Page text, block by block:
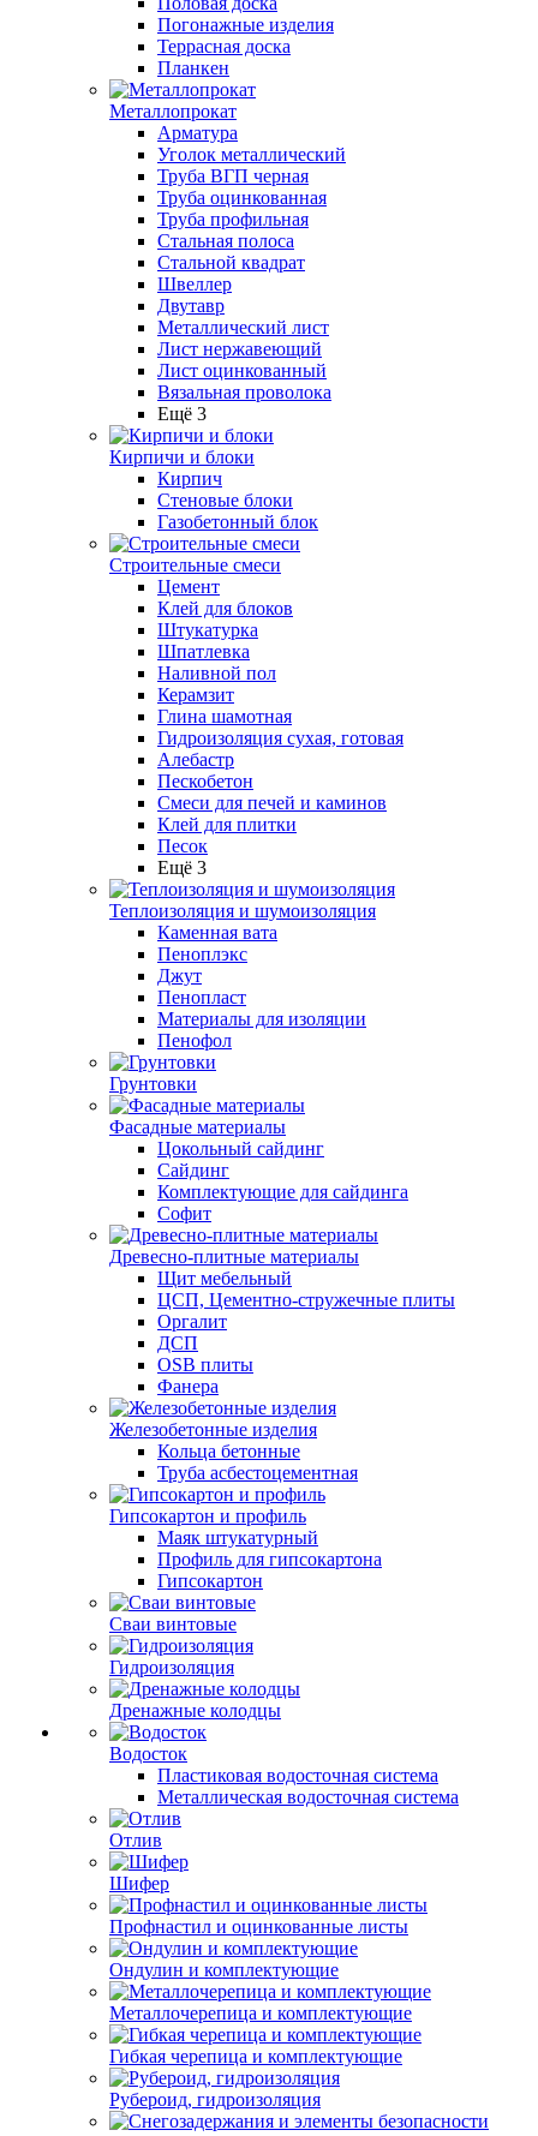
Погонажные изделия
Террасная доска
Планкен
Металлопрокат
Арматура
Уголок металлический
Труба ВГП черная
Труба оцинкованная
Труба профильная
Стальная полоса
Стальной квадрат
Швеллер
Двутавр
Металлический лист
Лист нержавеющий
Лист оцинкованный
Вязальная проволока
Ещё 3
Кирпичи и блоки
Кирпич
Стеновые блоки
Газобетонный блок
Строительные смеси
Цемент
Клей для блоков
Штукатурка
Шпатлевка
Наливной пол
Керамзит
Глина шамотная
Гидроизоляция сухая, готовая
Алебастр
Пескобетон
Смеси для печей и каминов
Клей для плитки
Песок
Ещё 3
Теплоизоляция и шумоизоляция
Каменная вата
Пеноплэкс
Джут
Пенопласт
Материалы для изоляции
Пенофол
Грунтовки
Фасадные материалы
Цокольный сайдинг
Сайдинг
Комплектующие для сайдинга
Софит
Древесно-плитные материалы
Щит мебельный
ЦСП, Цементно-стружечные плиты
Оргалит
ДСП
OSB плиты
Фанера
Железобетонные изделия
Кольца бетонные
Труба асбестоцементная
Гипсокартон и профиль
Маяк штукатурный
Профиль для гипсокартона
Гипсокартон
Сваи винтовые
Гидроизоляция
Дренажные колодцы
Водосток
Пластиковая водосточная система
Металлическая водосточная система
Отлив
Шифер
Профнастил и оцинкованные листы
Ондулин и комплектующие
Металлочерепица и комплектующие
Гибкая черепица и комплектующие
Рубероид, гидроизоляция